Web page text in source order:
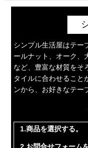
シンプル生活屋はテー
ールナット、オーク、
など、豊富な材質をそ
タイルに合わせること
ンから、お好きなテー
1.商品を選択する。